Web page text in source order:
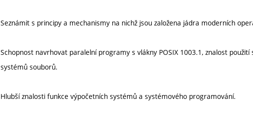
Seznámit s principy a mechanismy na nichž jsou založena jádra moderních
Schopnost navrhovat paralelní programy s vlákny POSIX 1003.1, znalost
systémů souborů.
Hlubší znalosti funkce výpočetních systémů a systémového programování.